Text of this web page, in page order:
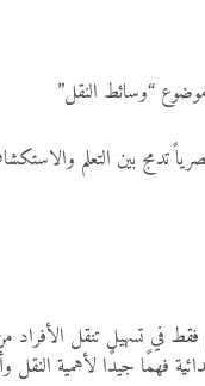
“وسائط النقل”
بصرياً تدمج بين التعلم
في تسهيل تنقل الأفراد
جيدًا لأهمية النقل